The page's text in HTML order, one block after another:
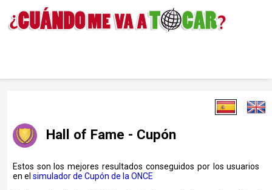
Hall of Fame - Cupón
Estos son los mejores resultados conseguidos por los usuarios
en el simulador de Cupón de la ONCE